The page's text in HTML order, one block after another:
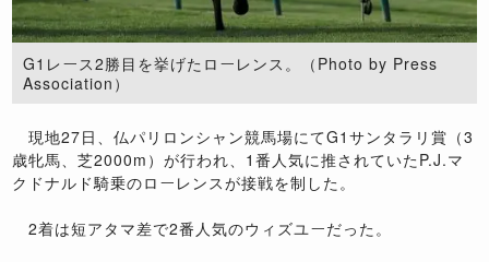
G1レース2勝目を挙げたローレンス。（Photo by Press
Association）
現地27日、仏パリロンシャン競馬場にてG1サンタラリ賞（3
歳牝馬、芝2000m）が行われ、1番人気に推されていたP.J.マ
クドナルド騎乗のローレンスが接戦を制した。
2着は短アタマ差で2番人気のウィズユーだった。